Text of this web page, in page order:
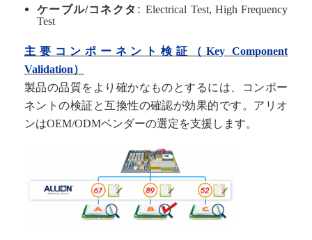
ケーブル/コネクタ :Electrical Test, High Frequency
Test
主要コンポーネント検証（Key Component
Validation）
製品の品質をより確かなものとするには、コンポー
ネントの検証と互換性の確認が効果的です。アリオ
ンはOEM/ODMベンダーの選定を支援します。